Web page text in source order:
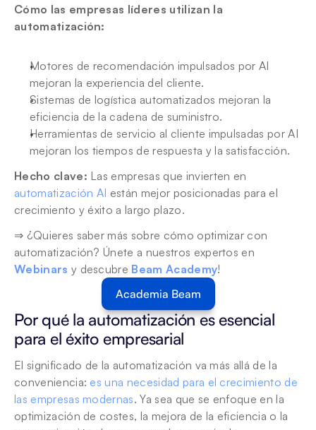
Cómo las empresas líderes utilizan la
automatización:
Motores de recomendación impulsados por AI
mejoran la experiencia del cliente.
Sistemas de logística automatizados mejoran la
eficiencia de la cadena de suministro.
Herramientas de servicio al cliente impulsadas por AI
mejoran los tiempos de respuesta y la satisfacción.
Hecho clave:
automatización AI están mejor posicionadas para el
crecimiento y éxito a largo plazo.
⇒ ¿Quieres saber más sobre cómo optimizar con
Webinars y descubre Beam Academy!
Academia Beam
Por qué la automatización es esencial
para el éxito empresarial
El significado de la automatización va más allá de la
conveniencia: es una necesidad para el crecimiento de
las empresas modernas. Ya sea que se enfoque en la
optimización de costes, la mejora de la eficiencia o la